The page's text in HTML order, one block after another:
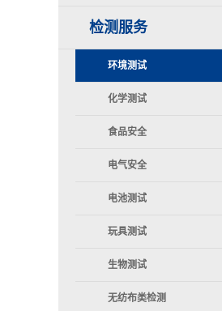
检测服务
环境测试
化学测试
食品安全
电气安全
电池测试
玩具测试
生物测试
无纺布类检测